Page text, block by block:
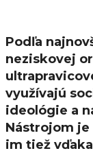
Podľa
neziskovej
využívajú
ideológie a
Nástrojom je
im tiež